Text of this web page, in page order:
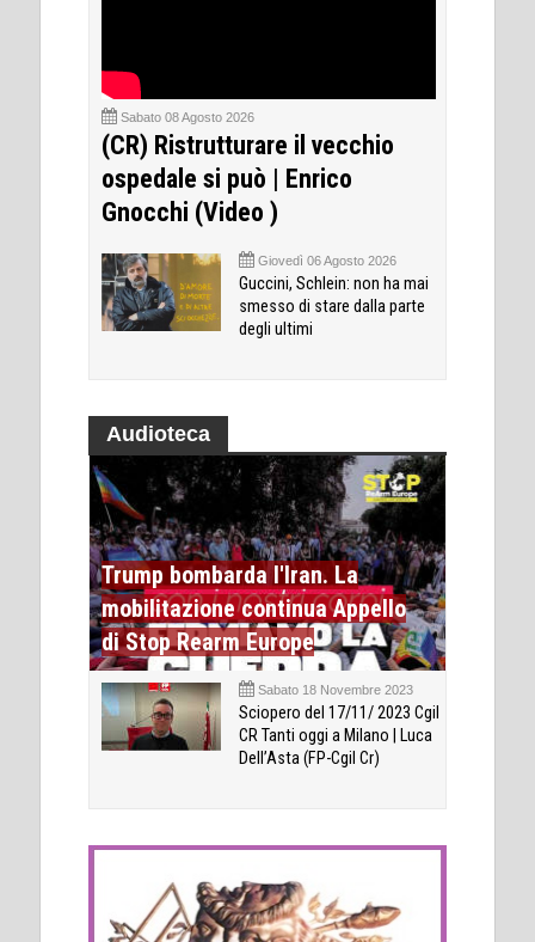
Sabato 08 Agosto 2026
(CR) Ristrutturare il vecchio
ospedale si può | Enrico
Gnocchi (Video )
Giovedì 06 Agosto 2026
Guccini, Schlein: non ha mai
smesso di stare dalla parte
degli ultimi
Audioteca
Trump bombarda l'Iran. La
mobilitazione continua Appello
di Stop Rearm Europe
Sabato 18 Novembre 2023
Sciopero del 17/11/ 2023 Cgil
CR Tanti oggi a Milano | Luca
Dell’Asta (FP-Cgil Cr)